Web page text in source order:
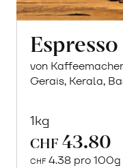
von
Gerais, Kerala,
1kg
CHF 43.80
CHF 4.38 pro 100g